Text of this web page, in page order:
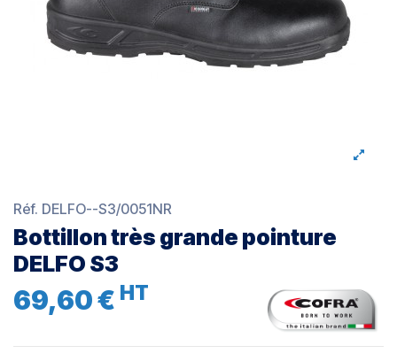
Réf. DELFO--S3/0051NR
Bottillon très grande pointure
DELFO S3
69,60 € HT